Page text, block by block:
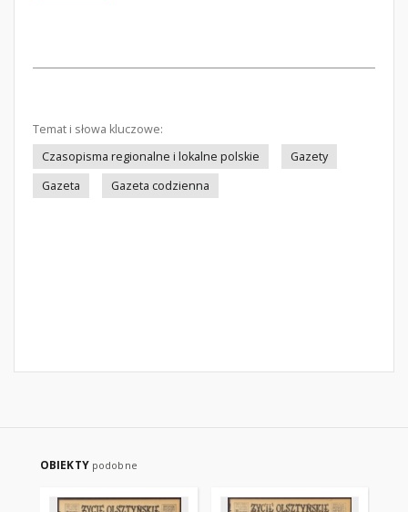
Temat i słowa kluczowe:
Czasopisma regionalne i lokalne polskie
Gazety
Gazeta
Gazeta codzienna
OBIEKTY podobne